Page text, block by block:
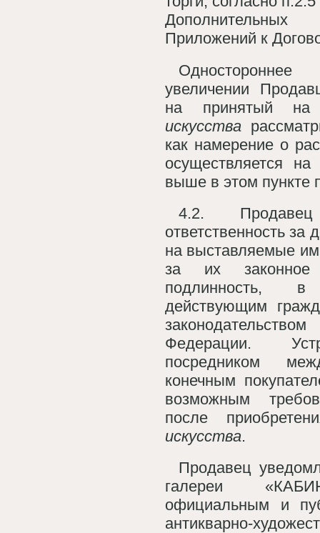
Приложений к
увеличении
на принятый
искусства
как намерение о
осуществляется
выше в этом пункте
4.2.
ответственность за
на выставляемые
за их законное
подлинность,
действующим
Федерации.
посредником
конечным
возможным
после
искусства.
Продавец
галереи
официальным и
антикварно-